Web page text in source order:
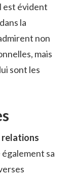
est évident
la
non
mais
sont les
relations
sa